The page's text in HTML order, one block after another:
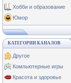
Хобби и образование
Юмор
КАТЕГОРИИ КАНАЛОВ
Другое
Компьютерные игры
Красота и здоровье